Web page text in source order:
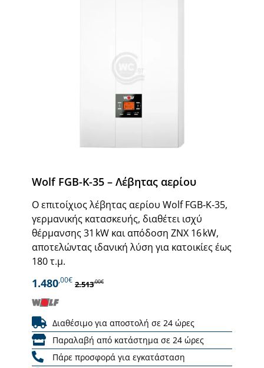
Wolf FGB-K-35 – Λέβητας αερίου
Ο επιτοίχιος λέβητας αερίου Wolf FGB‑K‑35,
γερμανικής κατασκευής, διαθέτει ισχύ
θέρμανσης 31 kW και απόδοση ΖΝΧ 16 kW,
αποτελώντας ιδανική λύση για κατοικίες έως
180 τ.μ.
1.480,00€ 2.513,00€
Διαθέσιμο για αποστολή σε 24 ώρες
Παραλαβή από κατάστημα σε 24 ώρες
Πάρε προσφορά για εγκατάσταση